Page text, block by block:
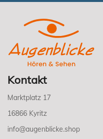
Kontakt
Marktplatz 17
16866 Kyritz
info@augenblicke.shop